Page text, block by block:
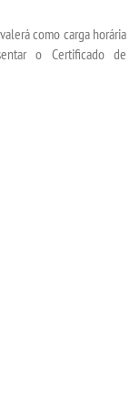
como carga horária
o Certificado de